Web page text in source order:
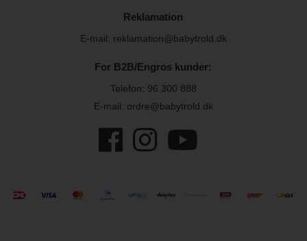
Reklamation
E-mail: reklamation@babytrold.dk
For B2B/Engros kunder:
Telefon: 96 300 888
E-mail: ordre@babytrold.dk